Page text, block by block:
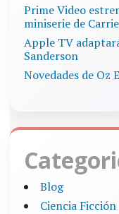
Prime Video
miniserie de
Apple TV
Sanderson
Novedades de Oz
Blog
Ciencia Ficción